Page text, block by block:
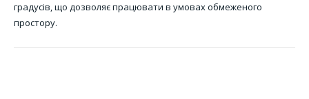
градусів, що дозволяє працювати в умовах обмеженого
простору.